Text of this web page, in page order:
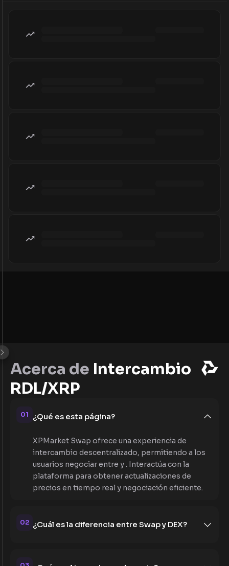
Acerca de Intercambio
RDL/XRP
01 ¿Qué es esta página?
XPMarket Swap ofrece una experiencia de
intercambio descentralizado, permitiendo a los
usuarios negociar entre y . Interactúa con la
plataforma para obtener actualizaciones de
precios en tiempo real y negociación eficiente.
02 ¿Cuál es la diferencia entre Swap y DEX?